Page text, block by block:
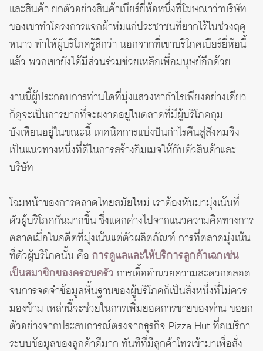
และสินค้า ยกตัวอย่างสินค้าเบียร์ยี่ห้อหนึ่งที่โฆษณาว่าบริษัท
ของเขาทำโครงการแจกผ้าห่มแก่ประชาชนที่ยากไร้ในช่วงฤดู
หนาว ทำให้ผู้บริโภครู้สึกว่า นอกจากที่เขาบริโภคเบียร์ยี่ห้อนี้
แล้ว พวกเขายังได้มีส่วนร่วมช่วยเหลือเพื่อมนุษย์อีกด้วย
งานนี้ผู้ประกอบการท่านใดที่มุ่งแสวงหากำไรเพียงอย่างเดียว
ก็ดูจะเป็นการยากที่จะผงาดอยู่ในตลาดที่มีผู้บริโภคกุม
บังเหียนอยู่ในขณะนี้ เทคนิคการแบ่งปันกำไรคืนสู่สังคมจึง
เป็นแนวทางหนึ่งที่ดีในการสร้างอิมเมจให้กับตัวสินค้าและ
บริษัท
โฉมหน้าของการตลาดไทยสมัยใหม่ เราต้องหันมามุ่งเน้นที่
ตัวผู้บริโภคกันมากขึ้น ซึ่งแตกต่างไปจากแนวความคิดทางการ
ตลาดเมื่อในอดีตที่มุ่งเน้นแต่ตัวผลิตภัณฑ์ การที่ตลาดมุ่งเน้น
ที่ตัวผู้บริโภคนั้น คือ การดูแลและให้บริการลูกค้าเฉกเช่น
เป็นสมาชิกของครอบครัว การเอื้ออำนวยความสะดวกตลอด
จนการจดจำข้อมูลพื้นฐานของผู้บริโภคก็เป็นสิ่งหนึ่งที่ไม่ควร
มองข้าม เหล่านี้จะช่วยในการเพิ่มยอดการขายของท่าน ขอยก
ตัวอย่างจากประสบการณ์ตรงจากธุรกิจ Pizza Hut ที่อเมริกา
ระบบข้อมูลของลูกค้าดีมาก ทันทีที่มีลูกค้าโทรเข้ามาเพื่อสั่ง